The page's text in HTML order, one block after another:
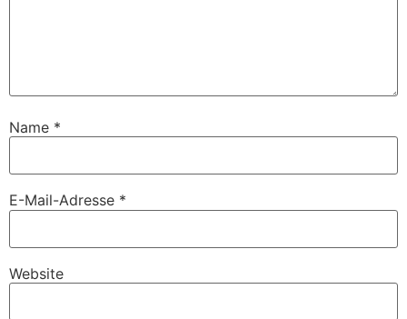
Name *
E-Mail-Adresse *
Website